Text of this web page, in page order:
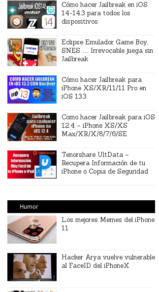
Cómo hacer Jailbreak en iOS
14-14.3 para todos los
dispositivos
Eclipse Emulador Game Boy,
SNES … Irrevocable juega sin
Jailbreak
Cómo hacer Jailbreak para
iPhone XS/XR/11/11 Pro en
iOS 13.3
Como hacer Jailbreak para iOS
12.4 – iPhone XS/XS
Max/XR/X/8/7/6/SE
Tenorshare UltData –
Recupera Información de tu
iPhone o Copia de Seguridad
Humor
Los mejores Memes del iPhone
11
Hacker Arya vuelve vulnerable
al FaceID del iPhoneX